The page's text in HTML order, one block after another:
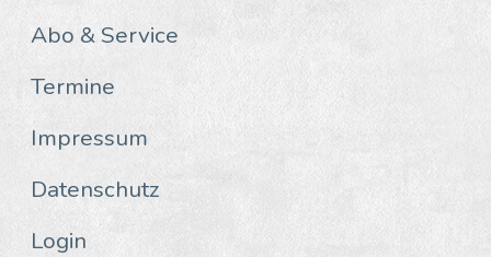
Abo & Service
Termine
Impressum
Datenschutz
Login